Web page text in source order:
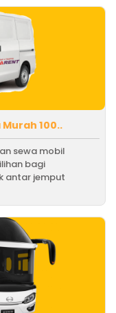
100..
sewa mobil
bagi
antar jemput